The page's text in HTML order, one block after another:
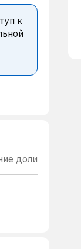
к
доли